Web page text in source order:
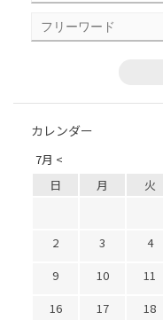
カレンダー
7月 <
日 月 火
2
3 4
9
10 11
16
17 18